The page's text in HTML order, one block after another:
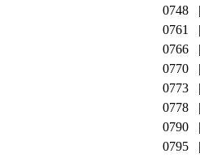
0748
0761
0766
0770
0773
0778
0790
0795